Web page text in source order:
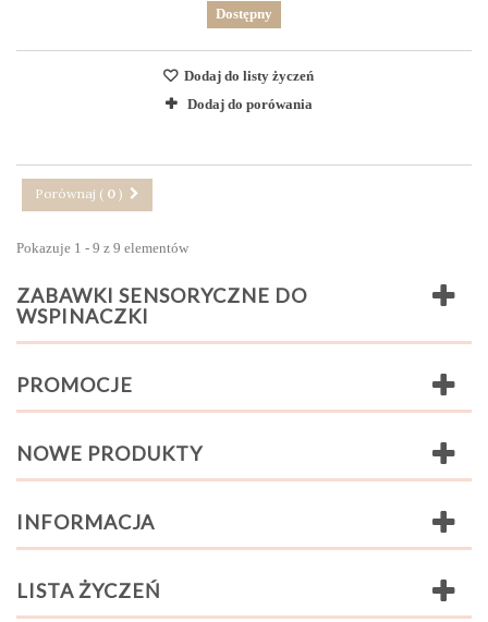
Dostępny
Dodaj do listy życzeń
Dodaj do porówania
Porównaj ( 0 )
Pokazuje 1 - 9 z 9 elementów
ZABAWKI SENSORYCZNE DO
WSPINACZKI
PROMOCJE
NOWE PRODUKTY
INFORMACJA
LISTA ŻYCZEŃ